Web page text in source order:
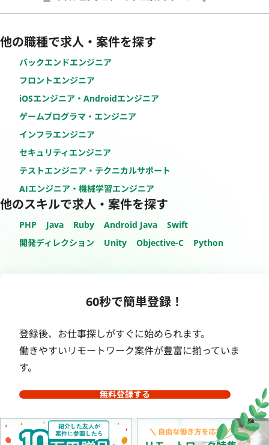
他の職種で求人・案件を探す
バックエンドエンジニア
フロントエンジニア
iOSエンジニア・Androidエンジニア
ゲームプログラマ・エンジニア
インフラエンジニア
セキュリティエンジニア
テストエンジニア・テクニカルサポート
AIエンジニア・機械学習エンジニア
他のスキルで求人・案件を探す
PHP Java Ruby Android Java
Swift
開発ディレクション
Unity Objective-C Python
60秒で簡単登録！
登録後、お仕事探しがすぐに始められます。
働きやすいリモートワーク案件が豊富に揃っていま
す。
無料登録する